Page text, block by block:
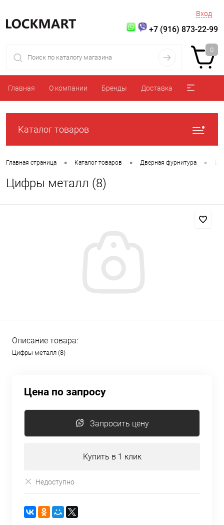
Вход
+7 (916) 873-22-99
0
Главная О компании Бренды Доставка
Каталог товаров
Главная страница • Каталог товаров • Дверная фурнитура •
Цифры металл (8)
Описание товара:
Цифры металл (8)
Цена по запросу
Запросить цену
Купить в 1 клик
Недоступно